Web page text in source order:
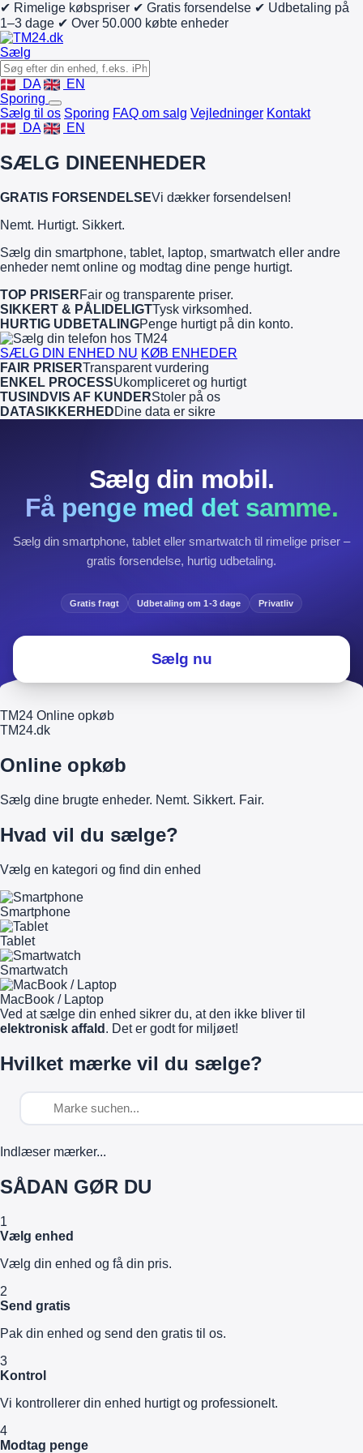
✔ Rimelige købspriser ✔ Gratis forsendelse ✔ Udbetaling på
1–3 dage ✔ Over 50.000 købte enheder
Sælg
DA
EN
Sporing
Sælg til os Sporing FAQ om salg Vejledninger Kontakt
DA
EN
SÆLG DINEENHEDER
GRATIS FORSENDELSEVi dækker forsendelsen!
Nemt. Hurtigt. Sikkert.
Sælg din smartphone, tablet, laptop, smartwatch eller andre
enheder nemt online og modtag dine penge hurtigt.
TOP PRISERFair og transparente priser.
SIKKERT & PÅLIDELIGTTysk virksomhed.
HURTIG UDBETALINGPenge hurtigt på din konto.
SÆLG DIN ENHED NU KØB ENHEDER
FAIR PRISERTransparent vurdering
ENKEL PROCESSUkompliceret og hurtigt
TUSINDVIS AF KUNDERStoler på os
DATASIKKERHEDDine data er sikre
Sælg din mobil.
Få penge med det samme.
Sælg din smartphone, tablet eller smartwatch til rimelige priser –
gratis forsendelse, hurtig udbetaling.
Gratis fragt Udbetaling om 1-3 dage Privatliv
Sælg nu
TM24 Online opkøb
TM24.dk
Online opkøb
Sælg dine brugte enheder. Nemt. Sikkert. Fair.
Hvad vil du sælge?
Vælg en kategori og find din enhed
Smartphone
Tablet
Smartwatch
MacBook / Laptop
Ved at sælge din enhed sikrer du, at den ikke bliver til
elektronisk affald . Det er godt for miljøet!
Hvilket mærke vil du sælge?
Indlæser mærker...
SÅDAN GØR DU
1
Vælg enhed
Vælg din enhed og få din pris.
2
Send gratis
Pak din enhed og send den gratis til os.
3
Kontrol
Vi kontrollerer din enhed hurtigt og professionelt.
4
Modtag penge